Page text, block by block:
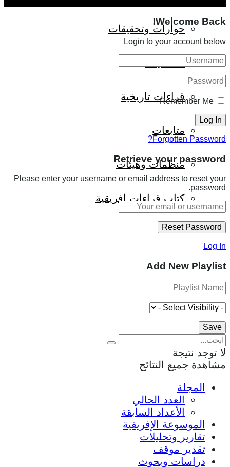
حوارات وتحقيقات
قراءات تاريخية
متابعات
منظمات وهيئات
كتاب قراءات إفريقية
Welcome Back!
Login to your account below
Remember Me
Forgotten Password?
Retrieve your password
Please enter your username or email address to reset your
password.
Log In
Add New Playlist
لا توجد نتيجة
مشاهدة جميع النتائج
المجلة
العدد الحالي
الأعداد السابقة
الموسوعة الإفريقية
تقارير وتحليلات
تقدير موقف
دراسات وبحوث